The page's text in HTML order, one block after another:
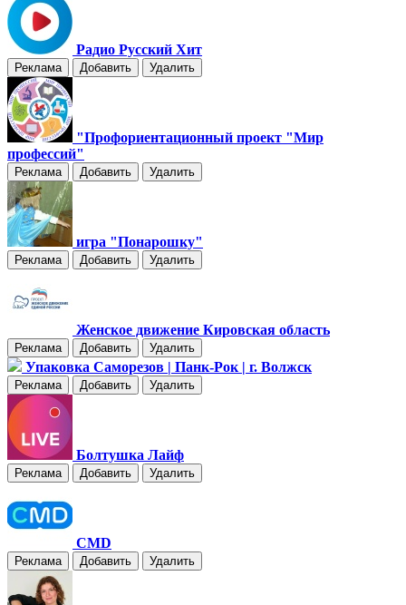
Радио Русский Хит
Реклама Добавить Удалить
"Профориентационный проект "Мир
профессий"
Реклама Добавить Удалить
игра "Понарошку"
Реклама Добавить Удалить
Женское движение Кировская область
Реклама Добавить Удалить
Упаковка Саморезов | Панк-Рок | г. Волжск
Реклама Добавить Удалить
Болтушка Лайф
Реклама Добавить Удалить
CMD
Реклама Добавить Удалить